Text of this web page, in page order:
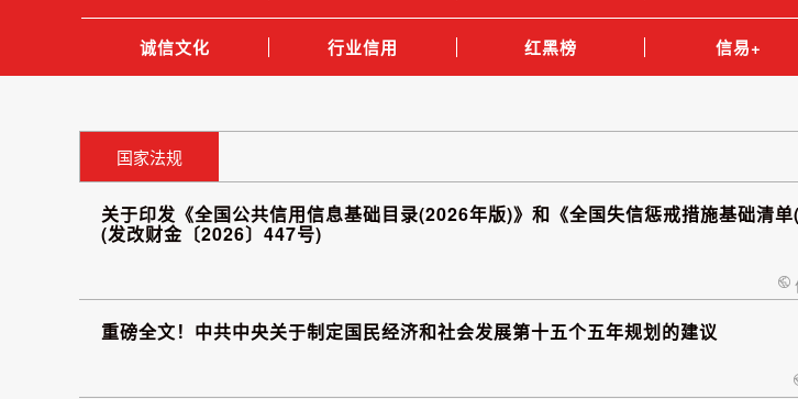
诚信文化 行业信用 红黑榜 信易+
国家法规
关于印发《全国公共信用信息基础目录(2026年版)》和《全国失信惩戒措施基础清
(发改财金〔2026〕447号)
重磅全文！中共中央关于制定国民经济和社会发展第十五个五年规划的建议